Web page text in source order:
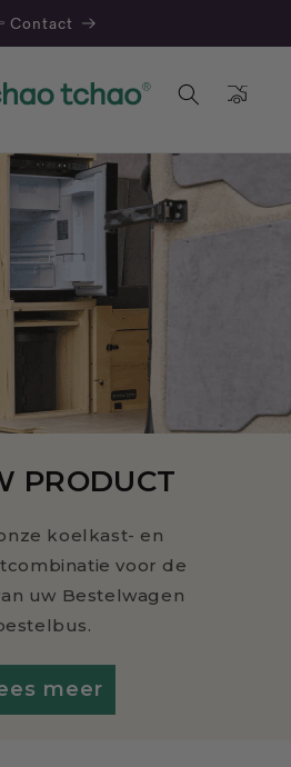
Contact
Mand
INRICHTING
REIZEN
Gewoon handigeen
accessoires om
vaker op reis te gaan.